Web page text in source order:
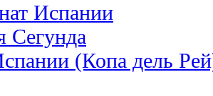
Испании
Сегунда
(Копа дель